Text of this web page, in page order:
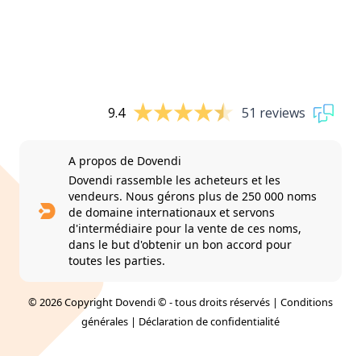
9.4 51 reviews
A propos de Dovendi
Dovendi rassemble les acheteurs et les
vendeurs. Nous gérons plus de 250 000 noms
de domaine internationaux et servons
d'intermédiaire pour la vente de ces noms,
dans le but d'obtenir un bon accord pour
toutes les parties.
© 2026 Copyright Dovendi © - tous droits réservés | Conditions
générales | Déclaration de confidentialité